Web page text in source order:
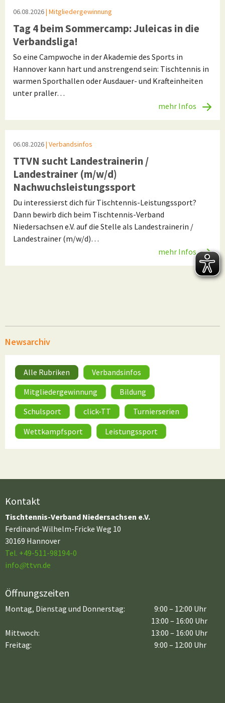
06.08.2026| Mitgliedergewinnung
Tag 4 beim Sommercamp: Juleicas in die
Verbandsliga!
So eine Campwoche in der Akademie des Sports in
Hannover kann hart und anstrengend sein: Tischtennis in
warmen Sporthallen oder Ausdauer- und Krafteinheiten
unter praller…
mehr Infos
06.08.2026| Verbandsinfos
TTVN sucht Landestrainerin /
Landestrainer (m/w/d)
Nachwuchsleistungssport
Du interessierst dich für Tischtennis-Leistungssport?
Dann bewirb dich beim Tischtennis-Verband
Niedersachsen e.V. auf die Stelle als Landestrainerin /
Landestrainer (m/w/d)…
mehr Infos
Newsarchiv
Alle Rubriken
Verbandsinfos
Mitgliedergewinnung
Bildung
Schulsport
click-TT
Turnierserien
Wettkampfsport
Leistungssport
Kontakt
Tischtennis-Verband Niedersachsen e.V.
Ferdinand-Wilhelm-Fricke Weg 10
30169 Hannover
Tel. +49-511-98194-0
info@ttvn.de
Öffnungszeiten
Montag, Dienstag und Donnerstag:
9:00 – 12:00 Uhr
13:00 – 16:00 Uhr
Mittwoch:
Freitag:
13:00 – 16:00 Uhr
9:00 – 12:00 Uhr